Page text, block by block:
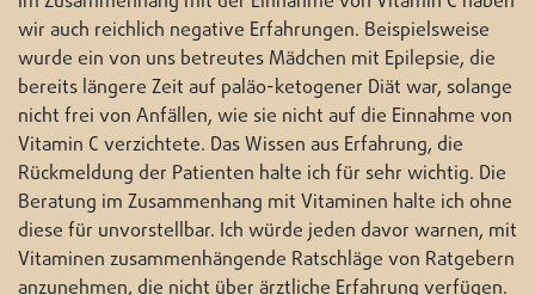
wir auch reichlich negative Erfahrungen. Beispielsweise
wurde ein von uns betreutes Mädchen mit Epilepsie, die
bereits längere Zeit auf paläo-ketogener Diät war, solange
nicht frei von Anfällen, wie sie nicht auf die Einnahme von
Vitamin C verzichtete. Das Wissen aus Erfahrung, die
Rückmeldung der Patienten halte ich für sehr wichtig. Die
Beratung im Zusammenhang mit Vitaminen halte ich ohne
diese für unvorstellbar. Ich würde jeden davor warnen, mit
Vitaminen zusammenhängende Ratschläge von Ratgebern
anzunehmen, die nicht über ärztliche Erfahrung verfügen.